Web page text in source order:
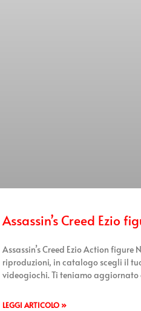
Assassin’s Creed Ezio
Assassin’s Creed Ezio Action figure
riproduzioni, in catalogo scegli il
videogiochi. Ti teniamo aggiornato
LEGGI ARTICOLO »